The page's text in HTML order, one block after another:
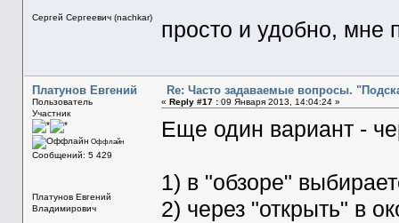
Сергей Сергеевич (nachkar) просто и удобно, мне
Платунов Евгений
Пользователь
Участник
Оффлайн
Сообщений: 5 429
Платунов Евгений
Владимирович
Re: Часто задаваемые вопросы.
« Reply #17 :09 Января 2013, 14:04:24 »
Еще один вариант -
1) в "обзоре"
2) через "открыть" в